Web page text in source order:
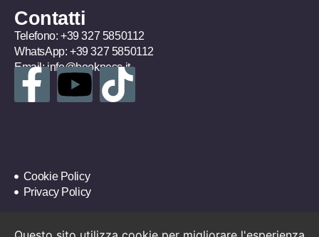
Contatti
Telefono: +39 327 5850112
WhatsApp: +39 327 5850112
Email:info@bookness.it
Cookie Policy
Privacy Policy